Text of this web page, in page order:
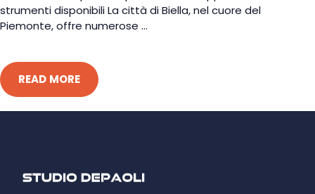
strumenti disponibili La città di Biella, nel cuore del
Piemonte, offre numerose ...
READ MORE